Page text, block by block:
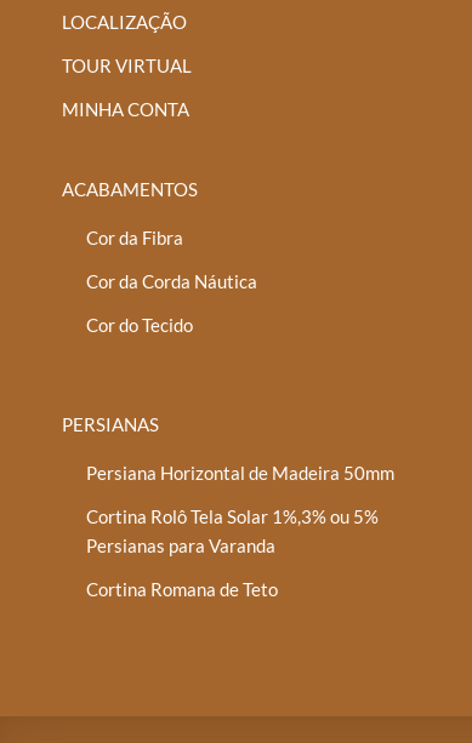
LOCALIZAÇÃO
TOUR VIRTUAL
MINHA CONTA
ACABAMENTOS
Cor da Fibra
Cor da Corda Náutica
Cor do Tecido
PERSIANAS
Persiana Horizontal de Madeira 50mm
Cortina Rolô Tela Solar 1%,3% ou 5%
Persianas para Varanda
Cortina Romana de Teto